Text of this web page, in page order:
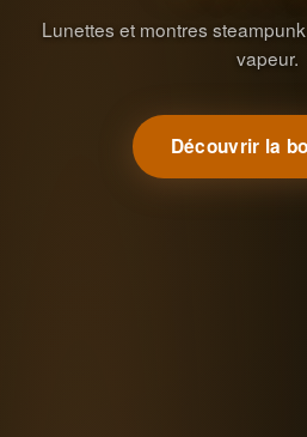
Lunettes et montres
vapeur.
Découvrir la